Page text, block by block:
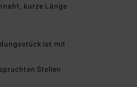
kurze Länge
ist mit
Stellen